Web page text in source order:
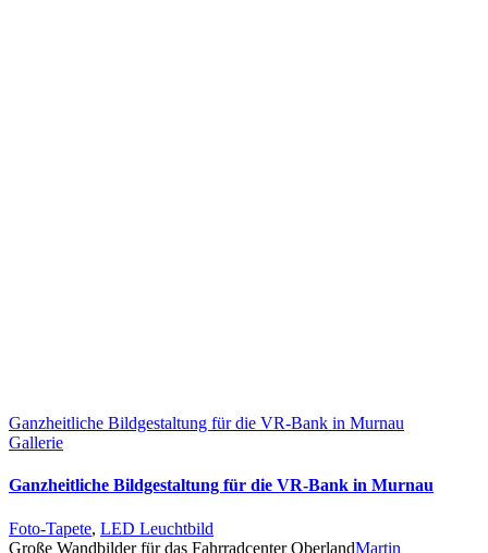
Ganzheitliche Bildgestaltung für die VR-Bank in Murnau
Gallerie
Ganzheitliche Bildgestaltung für die VR-Bank in Murnau
Foto-Tapete, LED Leuchtbild
Große Wandbilder für das Fahrradcenter OberlandMartin